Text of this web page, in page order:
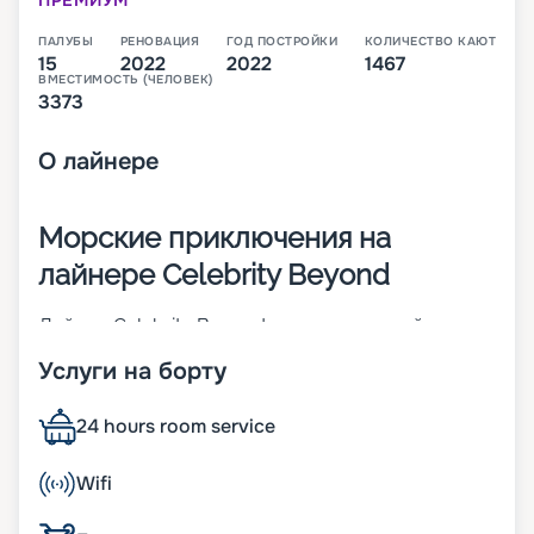
ПАЛУБЫ
15
РЕНОВАЦИЯ
2022
ГОД ПОСТРОЙКИ
2022
КОЛИЧЕСТВО КАЮТ
1467
ВМЕСТИМОСТЬ (ЧЕЛОВЕК)
3373
О лайнере
Морские приключения на
лайнере Celebrity Beyond
Лайнер Celebrity Beyond – судно постройки 2022
метров и ширину 39 метров. На судне
оснащена всеми необходимыми удобствами и
различными заведениями, которые скрасят
досуг. На теплоходе могут разместиться 3260
пассажиров в 1467 каютах. Корабль может
Услуги на борту
24 hours room service
Wifi